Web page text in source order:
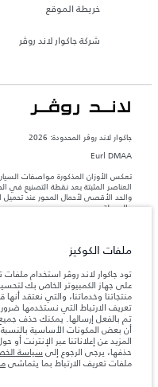
خريطة الموقع
شركة جاكوار لاند روڤر
جاكوار لاند روڨر المحدودة: 2026
Eurl DMAA
تعكس الأوزان المذكورة مواصفات
العناصر المثبتة بعد نقطة التصنيع في
والحد الأقصى لأحمال المحور عند
والحمولة.
المعلومات والمواصفات والأسعار
آخر، كما أنّها قد تتغير بدون إشعار مسبق.
ملاحظة مهمة حول الصور
في مواصفات تصميم السيارات وتوفر
للغاية، ونتيجة لذلك، قد لا تمثّل
بالكامل بالنسبة إلى الميزات
سيتمكّن من تأكيد أي تقييدات حالية معك
الأرقام المقدمة هي نتيجة لاختبارات
يتباين استهلك الوقود الفعلي
الأرقام بغرض المقارنة فحسب.‎‎‎
ملفات الكوكيز
تود جاكوار لاند روڤر استخدام ملفات
على جهاز الكمبيوتر الخاص بك
منتجاتنا وخدماتنا، والتي نعتقد
تعريف الارتباط التي نستخدمها
تم بالفعل إرسالها. يمكنك حذف
أن بعض المكونات الأساسية
المزيد عن إعلاناتنا عبر الإنترنت
حذفها، يرجى الرجوع إلى سياسة
ملفات تعريف الارتباط بما يتماشى